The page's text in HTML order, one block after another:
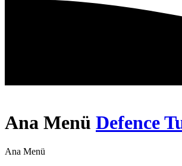
Ana Menü Defence
Ana Menü